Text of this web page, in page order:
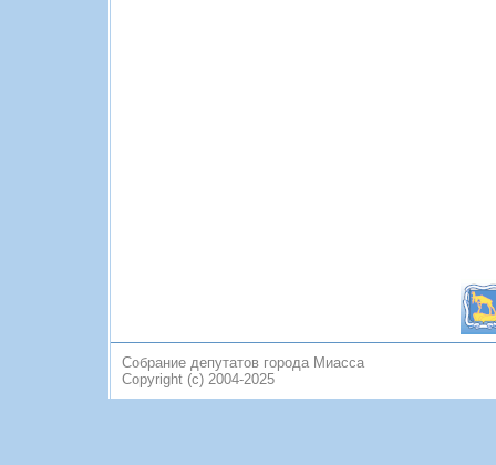
Собрание депутатов города Миасса
Copyright (c) 2004-2025